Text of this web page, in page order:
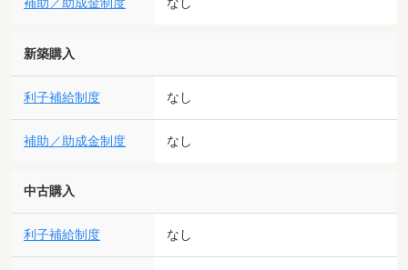
補助／助成金制度 なし
新築購入
利子補給制度 なし
補助／助成金制度 なし
中古購入
利子補給制度 なし